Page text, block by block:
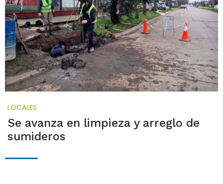
LOCALES
Se avanza en limpieza y arreglo de
sumideros